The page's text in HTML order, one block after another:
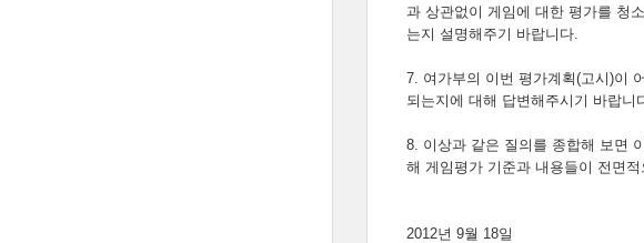
과 상관없이 게임에 대한 평가를 청
는지 설명해주기 바랍니다.
7. 여가부의 이번 평가계획(고시)이
되는지에 대해 답변해주시기 바랍니
8. 이상과 같은 질의를 종합해 보면
해 게임평가 기준과 내용들이 전면
2012년 9월 18일